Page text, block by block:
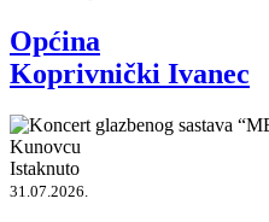
Općina
Koprivnički Ivanec
Istaknuto
31.07.2026.